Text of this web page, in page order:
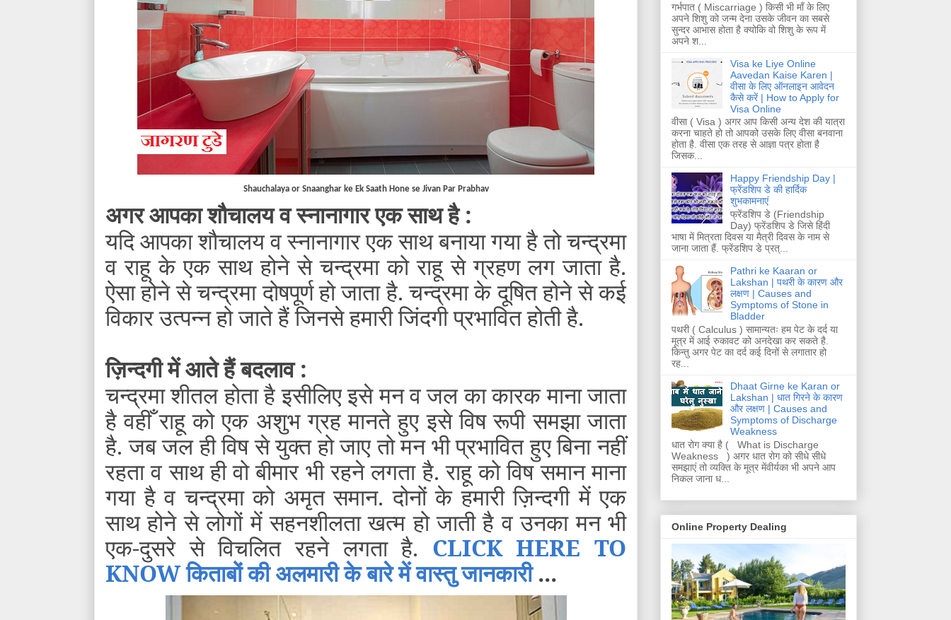
Shauchalaya or Snaanghar ke Ek Saath Hone se Jivan Par Prabhav
अगर आपका शौचालय व स्नानागार एक साथ है :
यदि आपका शौचालय व स्नानागार एक साथ बनाया गया है तो चन्द्रमा
व राहू के एक साथ होने से चन्द्रमा को राहू से ग्रहण लग जाता है.
ऐसा होने से चन्द्रमा दोषपूर्ण हो जाता है. चन्द्रमा के दूषित होने से कई
विकार उत्पन्न हो जाते हैं जिनसे हमारी जिंदगी प्रभावित होती है.
ज़िन्दगी में आते हैं बदलाव :
चन्द्रमा शीतल होता है इसीलिए इसे मन व जल का कारक माना जाता
है वहीँ राहू को एक अशुभ ग्रह मानते हुए इसे विष रूपी समझा जाता
है. जब जल ही विष से युक्त हो जाए तो मन भी प्रभावित हुए बिना नहीं
रहता व साथ ही वो बीमार भी रहने लगता है. राहू को विष समान माना
गया है व चन्द्रमा को अमृत समान. दोनों के हमारी ज़िन्दगी में एक
साथ होने से लोगों में सहनशीलता खत्म हो जाती है व उनका मन भी
एक-दुसरे से विचलित रहने लगता है. CLICK HERE TO
KNOW किताबों की अलमारी के बारे में वास्तु जानकारी...
गर्भपात ( Miscarriage ) किसी भी माँ के लिए
अपने शिशु को जन्म देना उसके जीवन का सबसे
सुन्दर आभास होता है क्योकि वो शिशु के रूप में
अपने श...
Visa ke Liye Online
Aavedan Kaise Karen |
वीसा के लिए ऑनलाइन आवेदन
कैसे करें | How to Apply for
Visa Online
वीसा ( Visa ) अगर आप किसी अन्य देश की यात्रा
करना चाहते हो तो आपको उसके लिए वीसा बनवाना
होता है. वीसा एक तरह से आज्ञा पत्र होता है
जिसक...
Happy Friendship Day |
फ्रेंडशिप डे की हार्दिक
शुभकामनाएं
फ्रेंडशिप डे (Friendship
Day) फ्रेंडशिप डे जिसे हिंदी
भाषा में मित्रता दिवस या मैत्री दिवस के नाम से
जाना जाता हैं. फ्रेंडशिप डे प्रत्...
Pathri ke Kaaran or
Lakshan | पथरी के कारण और
लक्षण | Causes and
Symptoms of Stone in
Bladder
पथरी ( Calculus ) सामान्यतः हम पेट के दर्द या
मूत्र में आई रुकावट को अनदेखा कर सकते है.
किन्तु अगर पेट का दर्द कई दिनों से लगातार हो
रह...
Dhaat Girne ke Karan or
Lakshan | धात गिरने के कारण
और लक्षण | Causes and
Symptoms of Discharge
Weakness
धात रोग क्या है ( What is Discharge
Weakness ) अगर धात रोग को सीधे सीधे
समझाएं तो व्यक्ति के मूत्र मेंवीर्यका भी अपने आप
निकल जाना ध...
Online Property Dealing